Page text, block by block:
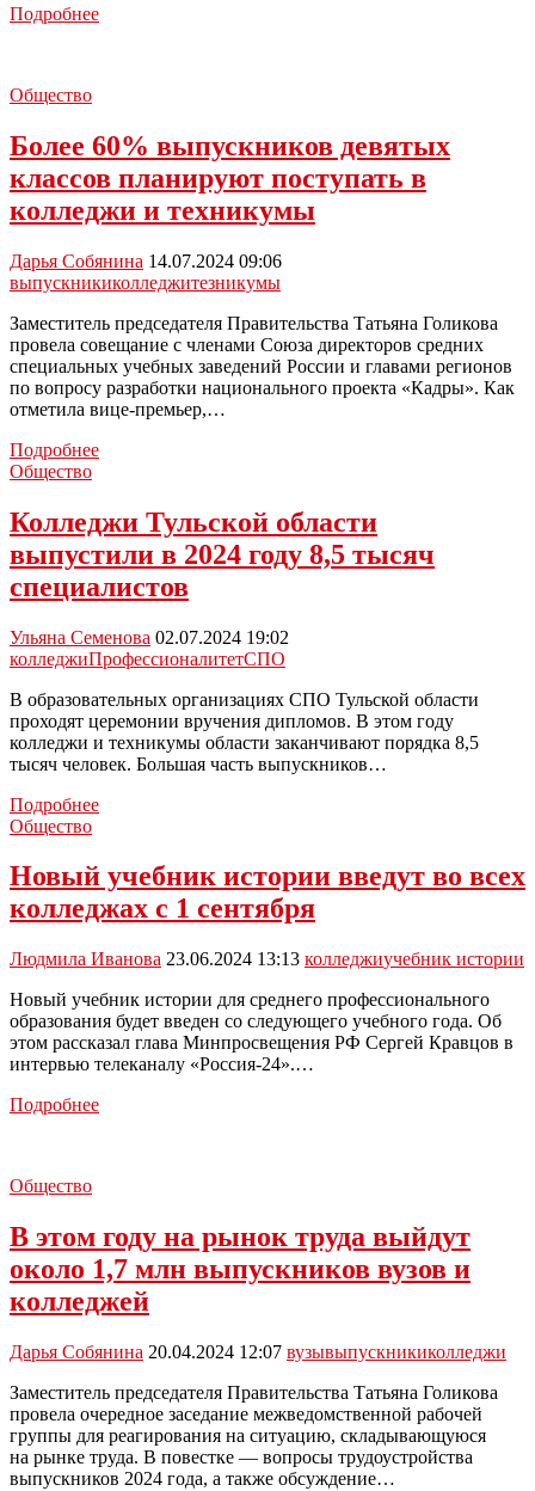
ПодробнееВ
приёма
документов
в
колледжи
Общество
Более 60% выпускников девятых
классов планируют поступать в
колледжи и техникумы
Дарья Собянина 14.07.2024 09:06
выпускникиколледжитезникумы
Заместитель председателя Правительства Татьяна Голикова
провела совещание с членами Союза директоров средних
специальных учебных заведений России и главами регионов
по вопросу разработки национального проекта «Кадры». Как
отметила вице-премьер,…
ПодробнееБолее
девятых
классов
планируют
в
и
техникумы
Общество
Колледжи Тульской области
выпустили в 2024 году 8,5 тысяч
специалистов
Ульяна Семенова 02.07.2024 19:02
колледжиПрофессионалитетСПО
В образовательных организациях СПО Тульской области
проходят церемонии вручения дипломов. В этом году
колледжи и техникумы области заканчивают порядка 8,5
тысяч человек. Большая часть выпускников…
ПодробнееКолледжи
выпустили
в
2024
8,5
специалистов
Общество
Новый учебник истории введут во всех
колледжах с 1 сентября
Людмила Иванова 23.06.2024 13:13 колледжиучебник истории
Новый учебник истории для среднего профессионального
образования будет введен со следующего учебного года. Об
этом рассказал глава Минпросвещения РФ Сергей Кравцов в
интервью телеканалу «Россия-24».…
ПодробнееНовый
колледжах
с
1
сентября
Общество
В этом году на рынок труда выйдут
около 1,7 млн выпускников вузов и
колледжей
Дарья Собянина 20.04.2024 12:07 вузывыпускникиколледжи
Заместитель председателя Правительства Татьяна Голикова
провела очередное заседание межведомственной рабочей
группы для реагирования на ситуацию, складывающуюся
на рынке труда. В повестке — вопросы трудоустройства
выпускников 2024 года, а также обсуждение…